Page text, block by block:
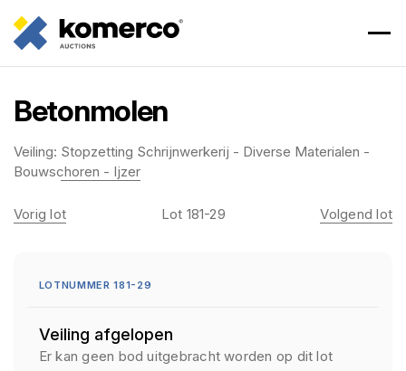
Betonmolen
Veiling: Stopzetting Schrijnwerkerij - Diverse Materialen -
Bouwschoren - Ijzer
Vorig lot Lot 181-29 Volgend lot
LOTNUMMER 181-29
Veiling afgelopen
Er kan geen bod uitgebracht worden op dit lot